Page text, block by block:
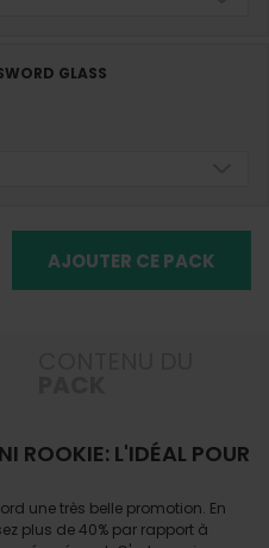
GLASS
AJOUTER CE PACK
ROOKIE: L'IDÉAL POUR
une très belle promotion. En
plus de 40% par rapport à